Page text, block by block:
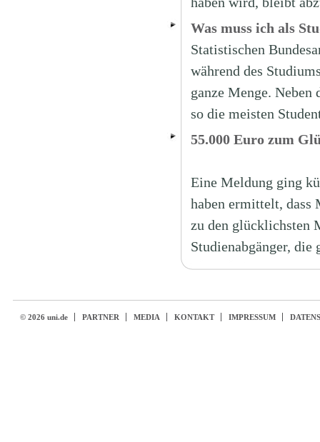
Was muss ich als
Statistischen
während des
ganze Menge.
so die meisten
55.000 Euro zum
Eine Meldung ging
haben ermittelt, dass
zu den glücklichsten
Studienabgänger,
© 2026 uni.de PARTNER MEDIA KONTAKT IMPRESSUM